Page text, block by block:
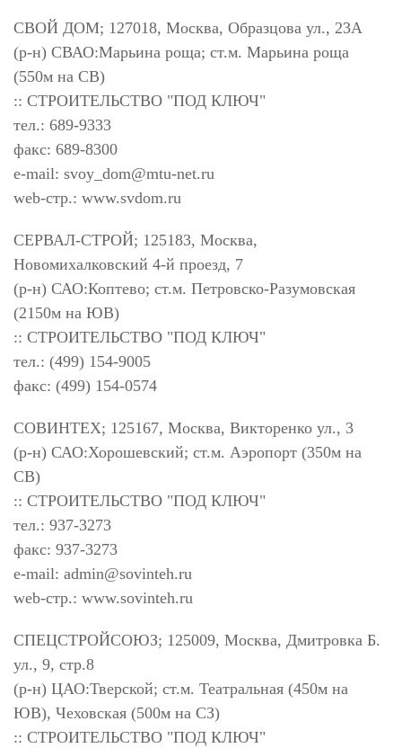
СВОЙ ДОМ; 127018, Москва, Образцова ул., 23А
(р-н) СВАО:Марьина роща; ст.м. Марьина роща
(550м на СВ)
:: СТРОИТЕЛЬСТВО "ПОД КЛЮЧ"
тел.: 689-9333
факс: 689-8300
e-mail: svoy_dom@mtu-net.ru
web-стр.: www.svdom.ru
СЕРВАЛ-СТРОЙ; 125183, Москва,
Новомихалковский 4-й проезд, 7
(р-н) САО:Коптево; ст.м. Петровско-Разумовская
(2150м на ЮВ)
:: СТРОИТЕЛЬСТВО "ПОД КЛЮЧ"
тел.: (499) 154-9005
факс: (499) 154-0574
СОВИНТЕХ; 125167, Москва, Викторенко ул., 3
(р-н) САО:Хорошевский; ст.м. Аэропорт (350м на
СВ)
:: СТРОИТЕЛЬСТВО "ПОД КЛЮЧ"
тел.: 937-3273
факс: 937-3273
e-mail: admin@sovinteh.ru
web-стр.: www.sovinteh.ru
СПЕЦСТРОЙСОЮЗ; 125009, Москва, Дмитровка Б.
ул., 9, стр.8
(р-н) ЦАО:Тверской; ст.м. Театральная (450м на
ЮВ), Чеховская (500м на СЗ)
:: СТРОИТЕЛЬСТВО "ПОД КЛЮЧ"